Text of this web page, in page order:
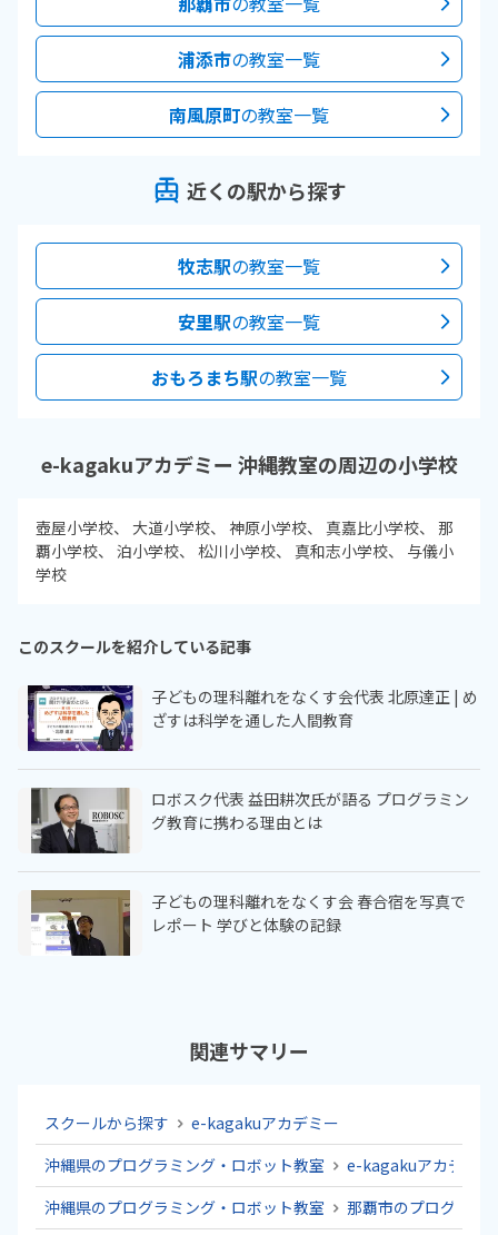
浦添市の教室一覧
南風原町の教室一覧
近くの駅から探す
牧志駅の教室一覧
安里駅の教室一覧
おもろまち駅の教室一覧
e-kagakuアカデミー 沖縄教室の周辺の小学校
壺屋小学校 大道小学校 神原小学校 真嘉比小学校
那
覇小学校
泊小学校 松川小学校 真和志小学校
与儀小
学校
このスクールを紹介している記事
子どもの理科離れをなくす会代表 北原達正 | め
ざすは科学を通した人間教育
ロボスク代表 益田耕次氏が語る プログラミン
グ教育に携わる理由とは
子どもの理科離れをなくす会 春合宿を写真で
レポート 学びと体験の記録
関連サマリー
スクールから探す
e-kagakuアカデミー
沖縄県のプログラミング・ロボット教室
e-kagakuアカデミー
沖縄県のプログラミング・ロボット教室
那覇市のプログラミ